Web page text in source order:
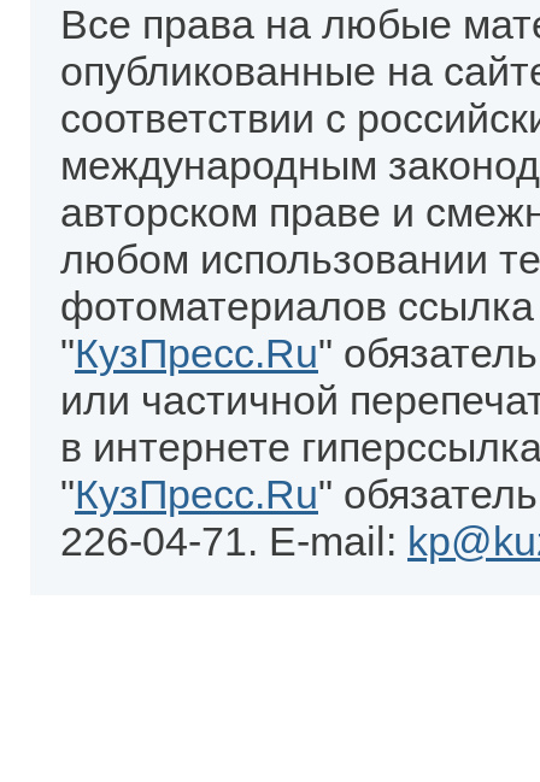
Все права на любые
опубликованные на
соответствии с
международным
авторском праве и
любом использовании
фотоматериалов
"КузПресс.Ru"
или частичной
в интернете
"КузПресс.Ru"
226-04-71. E-mail: